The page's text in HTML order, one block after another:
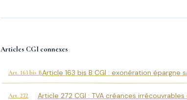
Articles CGI connexes
Art. 163 bis BArticle 163 bis B CGI : exonération épargne
Art. 272 Article 272 CGI : TVA créances